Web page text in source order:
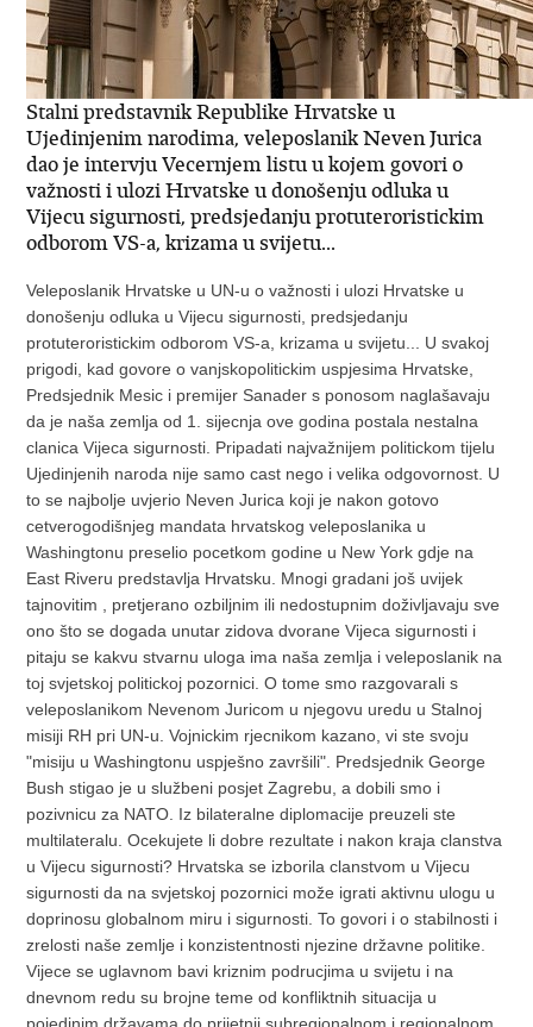
Stalni predstavnik Republike Hrvatske u
Ujedinjenim narodima, veleposlanik Neven Jurica
dao je intervju Vecernjem listu u kojem govori o
važnosti i ulozi Hrvatske u donošenju odluka u
Vijecu sigurnosti, predsjedanju protuteroristickim
odborom VS-a, krizama u svijetu...
Veleposlanik Hrvatske u UN-u o važnosti i ulozi Hrvatske u donošenju odluka u Vijecu sigurnosti, predsjedanju protuteroristickim odborom VS-a, krizama u svijetu... U svakoj prigodi, kad govore o vanjskopolitickim uspjesima Hrvatske, Predsjednik Mesic i premijer Sanader s ponosom naglašavaju da je naša zemlja od 1. sijecnja ove godina postala nestalna clanica Vijeca sigurnosti. Pripadati najvažnijem politickom tijelu Ujedinjenih naroda nije samo cast nego i velika odgovornost. U to se najbolje uvjerio Neven Jurica koji je nakon gotovo cetverogodišnjeg mandata hrvatskog veleposlanika u Washingtonu preselio pocetkom godine u New York gdje na East Riveru predstavlja Hrvatsku. Mnogi gradani još uvijek tajnovitim , pretjerano ozbiljnim ili nedostupnim doživljavaju sve ono što se dogada unutar zidova dvorane Vijeca sigurnosti i pitaju se kakvu stvarnu uloga ima naša zemlja i veleposlanik na toj svjetskoj politickoj pozornici. O tome smo razgovarali s veleposlanikom Nevenom Juricom u njegovu uredu u Stalnoj misiji RH pri UN-u. Vojnickim rjecnikom kazano, vi ste svoju "misiju u Washingtonu uspješno završili". Predsjednik George Bush stigao je u službeni posjet Zagrebu, a dobili smo i pozivnicu za NATO. Iz bilateralne diplomacije preuzeli ste multilateralu. Ocekujete li dobre rezultate i nakon kraja clanstva u Vijecu sigurnosti? Hrvatska se izborila clanstvom u Vijecu sigurnosti da na svjetskoj pozornici može igrati aktivnu ulogu u doprinosu globalnom miru i sigurnosti. To govori i o stabilnosti i zrelosti naše zemlje i konzistentnosti njezine državne politike. Vijece se uglavnom bavi kriznim podrucjima u svijetu i na dnevnom redu su brojne teme od konfliktnih situacija u pojedinim državama do prijetnji subregionalnom i regionalnom miru i sigurnosti. Hrvatska profilira svoju vanjsku politiku u okviru Vijeca sigurnsoti i na temama koje do sada nisu bile neposredno vezane za Hrvatsku ili uz nju. Dakle, Vijece sigurnosti je idealna priprema i promodžba za ulazak Hrvatske u EU i NATO? Sve clanice Vijeca sigurnosti kao i sve clanice Ujedinjenih naroda - a to su 192 zemlje - dobro su obaviještene o vanjskopolitickoj poziciji Hrvatske. Mi smo dobili pozivnicu za NATO, a punopravno clanstvo u europskoj uniji uskoro je pred nama. Hrvatska u Vijecu sigurnosti UN-a potvrduje takvu svoju poziciju i pripadnost. Naše mjesto u okviru euroatlantskih integracija prepoznatljivo je i neosporno. Hrvatska je dobila i znacajnu ulogu predsjedanja Protuteroristickim odborom VS. Je li to pohvala Hrvatskoj, zašto baš mi? Odluka Vijeca sigurnosti o našem izboru za predsjedateljicu Protuteroristickog odbora može se odcitati i kao priznanje za dosad ucinjeno u borbi protiv terorizma. To je sigurno potvrda povjerenja medunarodne zajednice o sposobnosti Hrvatske, kao države koja je prvi put clanica Vijeca sigurnosti, za vodenje odbora koji oblikuje globalni odgovor na teroristicku prijetnju. Hrvatsko predsjedanje Odborom ne bi bilo moguce da naša zemlja nije uspostavila djelotvorne nacionalne mjere protiv terorizma. Istodobno, suzbijanje terorizma zahtijeva iznimno velike napore medunarodne zajednice i dobru koordinaciju svih ukljucujucenih strana. Posljednjih godina Hrvatska se dodatno profilirala na medunarodnoj razini, pa osim ovim odborom hrvatski predstavnik prdsjeda i Odborom strucnjaka Vijeca Europe protiv terorizma (CODEXTER). U utorak ste na sjednici Vijeca sigurnosti posvecenoj toj temi govorili o potrebi što bolje suradnje medu državama na podrucju borbe protiv terorizma u svijetu. Koliko predsjedanjem Odborom jacamo ulogu naše diplomacije i ugled Hrvatske? Jeste li naklonjeni jednim a kriticniji drugim državama? Predsjedanje Odborom, kao i naše clanstvo u Vijecu sigurnosti znaci da Hrvatska izravno sudjeluje u odlucivanju o najvažnijim pitanjima svjetskog mira i sigurnosti. tijekom predsjedavanja Odborom Hrvastka mora biti nepristrana i neutralna, ali ovo iskustvo zacijelo osnažuje naše cvrsto mjeste i znacenje u ukupnom kontekstu onoga što se zove korporativnom ili kolektivnom sigurnošcu. Želio bih napomenuti da je Hrvatska punopravna i aktivna clanica u svim najvažnijim medunarodnim tijelima koja se bave ovom problematikom. Mi smo clanica Wassenaar aranžmana, Zanger odbora, Nuclear supplier's group, Australske grupe, clanica smo PSI - da ne nabrajam dalje. Mnogi misle da Vi sada imate informacije o svim "svjetskim tajnama". Koliko vam je "tajni" zaista poznato i kakva je prakticna uloga ili pomoc državama? Zadatak Protuteroristickog odbora je nadgledanje mjera što su ih sve države svijeta poduzele u borbi protiv terorizma. Medutim, želio bih naglasiti da svih 15 clanica Odbora, kao i njegov tim strucnjaka, imaju jednak pristup svim informacijama te predsjedatelj u tom smislu nije u posebnom položaju. Ujedno, Odbor raspolaže samo onim informacijama koje su države spremne podijeliti. Informacije se izmedu ostaloga prikupljaju kako bi Odbor ocijenio kojim je državama potrebna pomoc za jacanje kapaciteta u borbi protiv terorizma. Protuteristicki Odbor osnovan je nakon teroristickog napada na Ameriku. Rezolucijom 1373 u kojoj stoji da su sve clanice UN-a dužne izvještavati o provedbi u svojim državama. Je li to izvješcivanje formalnost ili ozbiljna obveza? Vrijednost Protuteroristickog odbora po kojoj se izdvaja od slicnih medunarodnih tijela upravo je u tome što je on prikupio informacije o ucinjenom u borbi protiv terorizma za sve države svijeta. Velik dio tih podataka države su same podnijele Odboru u svojim izvješcima, koja se dostavljaju od 2001. godine. Brojnost i kvaliteta izvješca potvrduje kako su države ovu zadacu shvatile krajnje ozbiljno, što Odboru znatno olakšava rad. Nekoliko godina nakon osnivanja Odbor je promijenio metodologiju rada. Umjesto pukog zaprimanja nacionalnih izvješca, Odbor je osnova tim strucnjaka koji je zapoceo analizirati izvješca i organizirati terenske posjete državama clanicama s ciljem ostvarivanja djelotvornije medunarodne suradnje. Odbor upravo razmatra pregled provedbe mjera protiv terorizma na regionalnoj i globalnoj razini. U Hrvatskoj je prije sedam godina osnovana Medunarodna radna skupina za pracenje provedbe Rezolucije 1373. Kakva je sad njezina uloga dok Vi predsjedate Protuteroristickim odborom Vijeca sigurnosti? Osnivanje Meduresorne radne skupine za pracenje nacionalne provedbe Rezolucije 1373 neposredno nakon teroristickih napada na New York i Washington potvrdilo je privrženost Hrvatske medunarodnim naporima za suzbijanje teroristicke prijetnje miru i sigurnosti. Naglašavam da je Hrvatska prilagodila svoje zakonske propise odredbama medunarodnopravnih instrumenata na planu suzbijanja medunarodnog terorizma te je postala strankom kljucnih konvencija UN-a za suzbijanje terorizma, kao i Konvencije Vijeca Europe o prevenciji terorizma. Krajem ožujka o tome je održan sastanak sigurnosnih službi u Rusiji - tko je sudjelovao i koji su zakljucci tog skupa? Sastanak koji spominjete bio je korisna prigoda za razmjenu informacija i iskustava predstavnika sigurnosnih, policijskih i drugih službi. Osobno nisam bio u mogucnosti sudjelovati na sastanku, ali Odbor je predstavljao jedan strucnjak iz Tajništva UN-a. bilo je 76 delegata iz 54 zemlje. Na tim sastancima redovito sudjeluju i predstavnici hrvatskih službi. Ove godine sudionici su razmatrali strucna pitanja poput zaštite velikih infrastrukturnih objekata od teroristickih napada, ali i dogovorili nastavak suradnje sigurnosnih agencija u pripremi Olimpijskih igara u Kini i Europskog prvenstva u nogometu u Austriji i švicarskoj. Sigurnosne pripreme za Olimpijadu u Kini i Europsko prvenstvo u nogometu ozbiljno se razmatraju i u vijecu sigurnosti_ Ne. Vijece sigurnosti ne bavi se izravno tim pitanjima. Postoji li mogucnost da clanovi Protuteroristickog odbora posjete Hrvatsku, odnosno da organizirate konferenciju o toj temi u našoj zemlji? Odbor organizira terenske posjete, i Hrvatska trenutno nije na listi država koje ce clanovi Odbora posjetiti u sljedecim mjesecima. Medutim, Odbor i njegovi strucnjaci redovito sudjeluju na strucnim konferencijama i radionicama o terorizmu u raznim zemljama, i ukoliko se u sljedecih godinu i pol organizira neki takav dogadaj u Hrvatskoj, založit cu se da Odbor bude zastupljen na odgovarajucoj razini. Koliko ste Vi u radu samostalni? Neki kažu da je Hrvatska previše naslonjena na Ameriku? Svaka država pa tako i mi u nacelu rukovodi se uvijek svojim nacionalnim interesima i prioritetima. Hrvatska vodi i uvijek je vodila samostalnu politiku. Medutim Hrvatska u današnjem globaliziranom svijetu nije ni izolirana niti postoji u zrakopraznom prostoru. Mi imamo partnere, prijatelje i saveznike. Unutar Vijeca sigurnosti vecina stavova poklapa se ili nadopunjuje s euroatlantskim klubom zemalja. Jesu li Rusi ipak malo agresivniji u pristupu? Mi novinari tomu smo svjedocili na primjeru Kosova. Jesu li prema Hrvatskoj hladniji zbog našeg priznanja Kosova? Rusija ima svoju interpretaciju pitanja Rezolucije 1244 o Kosovu. Stoga ne prihvaca politicku i državnu realnost Kosova, koja je vec stvorena na terenu, a kojane izlazi iz okvira iste rezolucije. Inace prema nama su srdacni i kolegijalno razgovaramo o svim temama za koje se ulaže potreba. Profesionalno radimo svoj posao. Koliko je Vama veleposlanicki posao olakšan buduci da ste pripadnik najužeg kruga prijatelja i suradnika premijera Ive Sanadera i osoba od njegova povjerenja? Odgovorit cu Vam na to pitanje strogo profesionalno. Nije nikakva tajna da pripadam vladajucoj stranci od prvog dana njezina osnivanja do danas. Medutim, svaki veleposlanik ima obvezu i dužnost da tumaci i provodi državnu politiku koju kreiraju premijer Sanader i predsjednik Mesic i da postupa u skladu s tom i takvompolitikom. Ja sam vec petnaest godina u vanjskopolitickoj službi svojo državi i uvijek sam imao neposrednu komunikaciju s državnim vodstvom. Koja su svjetska krizna žarišta najaktualnija? Je li i dalje Irak tema broj jedan? Ne, o iraku je bila samo jedna rasprava.